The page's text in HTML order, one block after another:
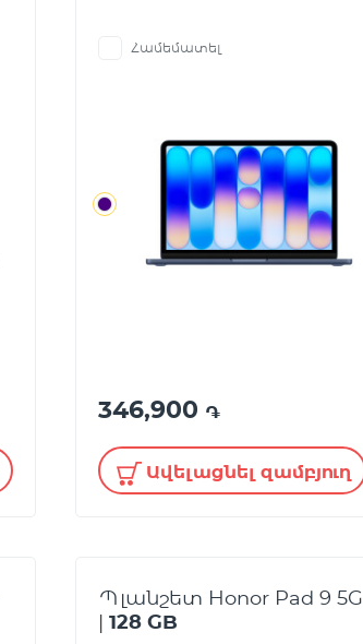
Համեմատել
346,900 ֏
Ավելացնել զամբյուղ
Պլանշետ Honor Pad 9 5G
| 128 GB